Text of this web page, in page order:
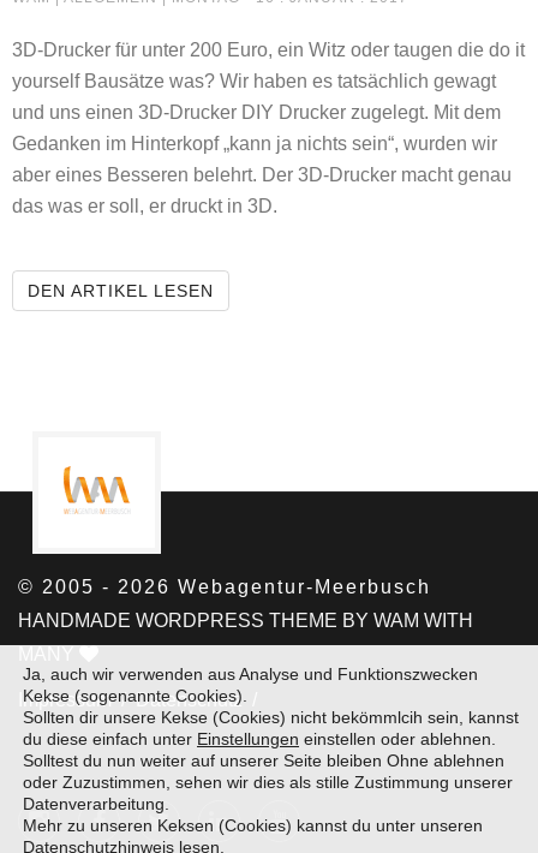
3D-Drucker für unter 200 Euro, ein Witz oder taugen die do it
yourself Bausätze was? Wir haben es tatsächlich gewagt
und uns einen 3D-Drucker DIY Drucker zugelegt. Mit dem
Gedanken im Hinterkopf „kann ja nichts sein“, wurden wir
aber eines Besseren belehrt. Der 3D-Drucker macht genau
das was er soll, er druckt in 3D.
DEN ARTIKEL LESEN
© 2005 - 2026 Webagentur-Meerbusch
HANDMADE WORDPRESS THEME BY WAM WITH
Impressum /Datenschutz /
Ja, auch wir verwenden aus Analyse und Funktionszwecken
Kekse (sogenannte Cookies).
Sollten dir unsere Kekse (Cookies) nicht bekömmlcih sein, kannst
du diese einfach unter Einstellungen einstellen oder ablehnen.
Solltest du nun weiter auf unserer Seite bleiben Ohne ablehnen
oder Zuzustimmen, sehen wir dies als stille Zustimmung unserer
Datenverarbeitung.
Mehr zu unseren Keksen (Cookies) kannst du unter unseren
Datenschutzhinweis lesen.